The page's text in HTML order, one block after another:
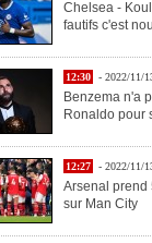
Chelsea -
fautifs c'est
12:30 - 2022/11/
Benzema n'a
Ronaldo pour
12:27 - 2022/11/
Arsenal prend
sur Man City